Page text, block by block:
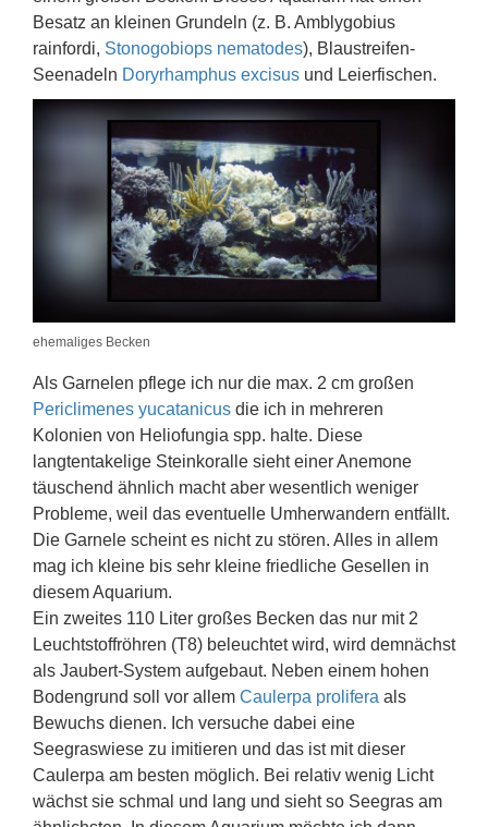
Besatz an kleinen Grundeln (z. B. Amblygobius
rainfordi, Stonogobiops nematodes), Blaustreifen-
Seenadeln Doryrhamphus excisus und Leierfischen.
ehemaliges Becken
Als Garnelen pflege ich nur die max. 2 cm großen
Periclimenes yucatanicus die ich in mehreren
Kolonien von Heliofungia spp. halte. Diese
langtentakelige Steinkoralle sieht einer Anemone
täuschend ähnlich macht aber wesentlich weniger
Probleme, weil das eventuelle Umherwandern entfällt.
Die Garnele scheint es nicht zu stören. Alles in allem
mag ich kleine bis sehr kleine friedliche Gesellen in
diesem Aquarium.
Ein zweites 110 Liter großes Becken das nur mit 2
Leuchtstoffröhren (T8) beleuchtet wird, wird demnächst
als Jaubert-System aufgebaut. Neben einem hohen
Bodengrund soll vor allem Caulerpa prolifera als
Bewuchs dienen. Ich versuche dabei eine
Seegraswiese zu imitieren und das ist mit dieser
Caulerpa am besten möglich. Bei relativ wenig Licht
wächst sie schmal und lang und sieht so Seegras am